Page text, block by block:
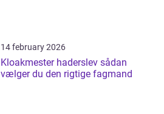
14 february 2026
Kloakmester haderslev sådan
vælger du den rigtige fagmand